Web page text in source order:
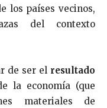
los países vecinos,
del contexto
de ser el resultado
la economía (que
materiales de